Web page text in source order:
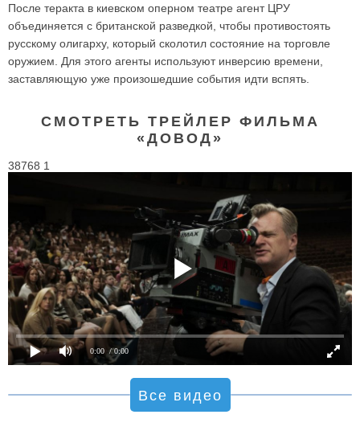
После теракта в киевском оперном театре агент ЦРУ
объединяется с британской разведкой, чтобы противостоять
русскому олигарху, который сколотил состояние на торговле
оружием. Для этого агенты используют инверсию времени,
заставляющую уже произошедшие события идти вспять.
СМОТРЕТЬ ТРЕЙЛЕР ФИЛЬМА
«ДОВОД»
38768 1
0:00 / 0:00
Все видео